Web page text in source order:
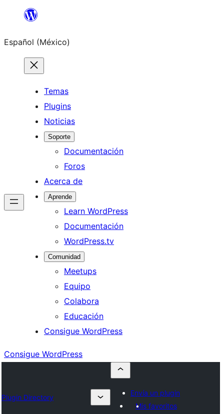
Saltar
contenido
Español (México)
Temas
Plugins
Noticias
Soporte
Documentación
Foros
Acerca de
Aprende
Learn WordPress
Documentación
WordPress.tv
Comunidad
Meetups
Equipo
Colabora
Educación
Consigue WordPress
Consigue WordPress
Plugin Directory
Envía un plugin
Mis favoritos